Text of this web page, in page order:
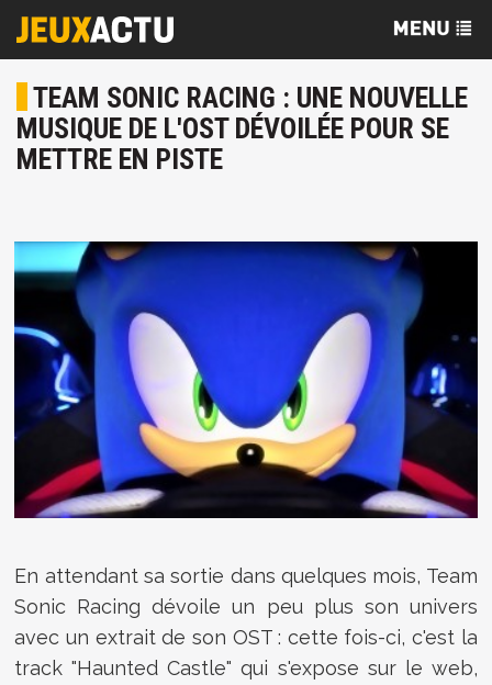
TEAM SONIC RACING : UNE NOUVELLE
MUSIQUE DE L'OST DÉVOILÉE POUR SE
METTRE EN PISTE
En attendant sa sortie dans quelques mois, Team
Sonic Racing dévoile un peu plus son univers
avec un extrait de son OST : cette fois-ci, c'est la
track "Haunted Castle" qui s'expose sur le web,